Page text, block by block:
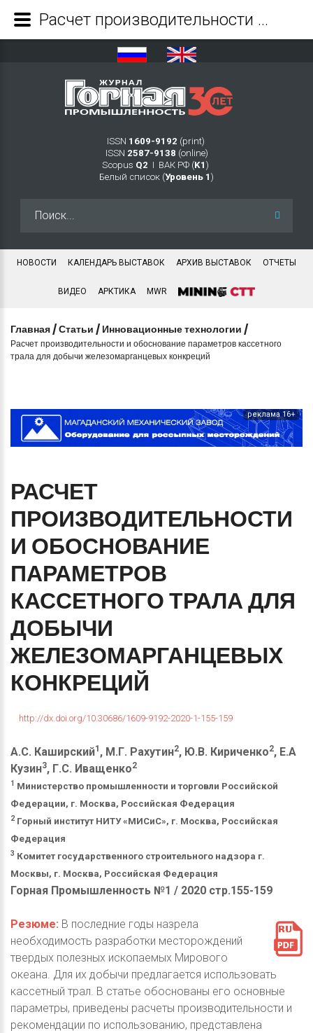
ISSN 1609-9192 (print)
ISSN 2587-9138 (online)
Scopus Q2 Ι ВАК РФ (K1 )
Белый список (Уровень 1 )
НОВОСТИ КАЛЕНДАРЬ ВЫСТАВОК АРХИВ ВЫСТАВОК ОТЧЕТЫ
ВИДЕО АРКТИКА MWR
Главная /Статьи / Инновационные технологии /
Расчет производительности и обоснование параметров кассетного
трала для добычи железомарганцевых конкреций
реклама 16+
РАСЧЕТ
ПРОИЗВОДИТЕЛЬНОСТИ
И ОБОСНОВАНИЕ
ПАРАМЕТРОВ
КАССЕТНОГОТРАЛАДЛЯ
ДОБЫЧИ
ЖЕЛЕЗОМАРГАНЦЕВЫХ
КОНКРЕЦИЙ
http://dx.doi.org/10.30686/1609-9192-2020-1-155-159
А.С. Каширский1 , М.Г. Рахутин2, Ю.В. Кириченко2, Е.А
Кузин3, Г.С. Иващенко2
1 Министерство промышленности и торговли Российской
Федерации, г. Москва, Российская Федерация
2 Горный институт НИТУ «МИСиС», г. Москва, Российская
Федерация
3 Комитет государственного строительного надзора г.
Москвы, г. Москва, Российская Федерация
Горная Промышленность №1 / 2020 стр.155-159
Резюме: В последние годы назрела
необходимость разработки месторождений
твердых полезных ископаемых Мирового
океана. Для их добычи предлагается использовать
кассетный трал. В статье обоснованы его основные
параметры, приведены расчеты производительности и
рекомендации по использованию, представлена
Расчет производительности и обоснование параметров кассетного трала для добычи железомарганцевых конкреций - Журнал Горная промышленность